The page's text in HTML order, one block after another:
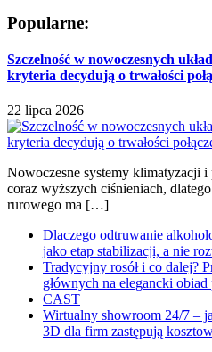
Popularne:
Szczelność w nowoczesnych
kryteria decydują o trwałości
22 lipca 2026
Nowoczesne systemy klimatyzacji i
coraz wyższych ciśnieniach,
rurowego ma […]
Dlaczego odtruwanie
jako etap stabilizacji, a nie
Tradycyjny rosół i co dalej?
głównych na elegancki obiad
CAST
Wirtualny showroom 24/7 –
3D dla firm zastępują